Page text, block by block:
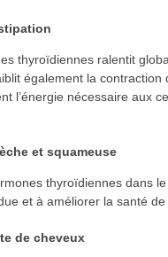
thyroïdiennes ralentit
également la
l’énergie nécessaire aux
et squameuse
thyroïdiennes dans
et à améliorer la santé de
de cheveux